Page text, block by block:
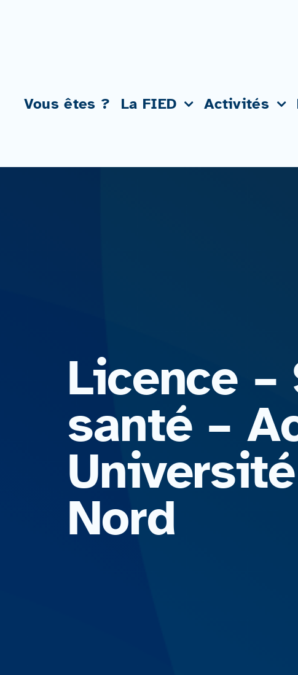
Vous êtes ? La FIED Activités
Licence
santé –
Nord